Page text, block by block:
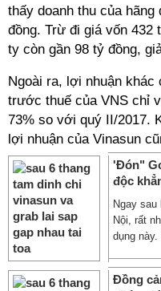
thấy doanh thu của
đồng. Trừ đi giá vốn 432
ty còn gần 98 tỷ đồng,
Ngoài ra, lợi nhuận khác
trước thuế của VNS chỉ
73% so với quý II/2017.
lợi nhuận của Vinasun
'Đón"
độc
Ngay
Nội, rất
dụng
Đồng